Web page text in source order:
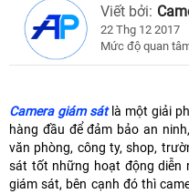
Viết bởi:
22 Thg 12 2017
Mức độ quan
Camera giám sátlà một giải
hàng đầu để đảm bảo an
văn phòng, công ty, shop,
sát tốt những hoạt động diễn
giám sát, bên cạnh đó thì